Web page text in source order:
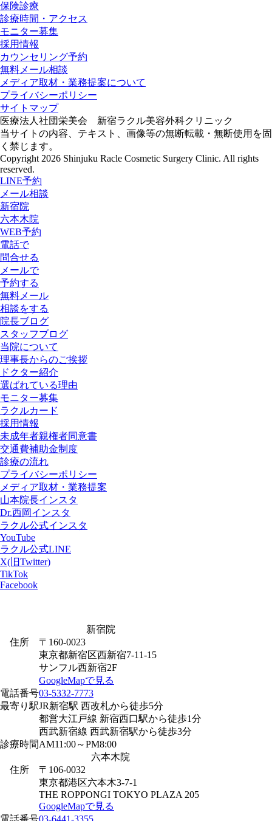
保険診療
診療時間・アクセス
モニター募集
採用情報
カウンセリング予約
無料メール相談
メディア取材・業務提案について
プライバシーポリシー
サイトマップ
医療法人社団栄美会 新宿ラクル美容外科クリニック
当サイトの内容、テキスト、画像等の無断転載・無断使用を固
く禁じます。
Copyright 2026 Shinjuku Racle Cosmetic Surgery Clinic. All rights
reserved.
LINE予約
メール相談
新宿院
六本木院
WEB予約
電話で
問合せる
メールで
予約する
無料メール
相談をする
院長ブログ
スタッフブログ
当院について
理事長からのご挨拶
ドクター紹介
選ばれている理由
モニター募集
ラクルカード
採用情報
未成年者親権者同意書
交通費補助金制度
診療の流れ
プライバシーポリシー
メディア取材・業務提案
山本院長インスタ
Dr.西岡インスタ
ラクル公式インスタ
YouTube
ラクル公式LINE
X(旧Twitter)
TikTok
Facebook
新宿院
住所
〒160-0023
東京都新宿区西新宿7-11-15
サンフル西新宿2F
GoogleMapで見る
電話番号03-5332-7773
最寄り駅JR新宿駅 西改札から徒歩5分
都営大江戸線 新宿西口駅から徒歩1分
西武新宿線 西武新宿駅から徒歩3分
診療時間AM11:00～PM8:00
六本木院
住所
〒106-0032
東京都港区六本木3-7-1
THE ROPPONGI TOKYO PLAZA 205
GoogleMapで見る